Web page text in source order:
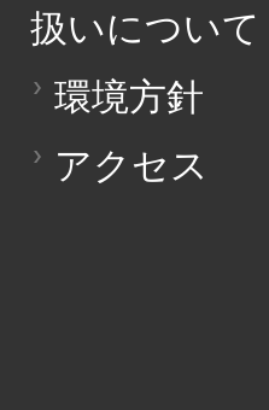
扱いについて
環境方針
アクセス